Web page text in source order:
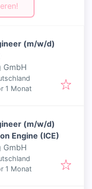
(m/w/d)
GmbH
1 Monat
(m/w/d)
Engine (ICE)
GmbH
1 Monat